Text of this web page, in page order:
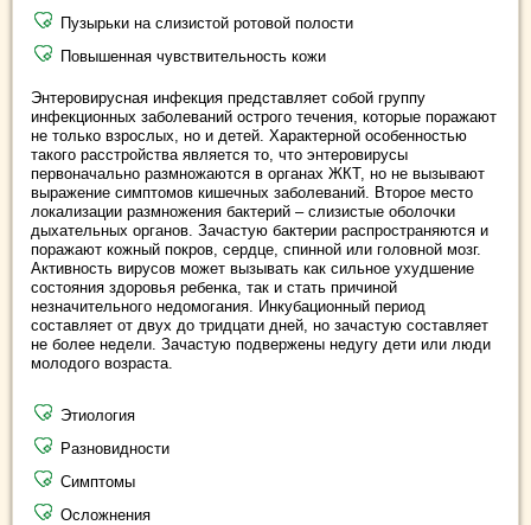
Пузырьки на слизистой ротовой полости
Повышенная чувствительность кожи
Энтеровирусная инфекция представляет собой группу
инфекционных заболеваний острого течения, которые поражают
не только взрослых, но и детей. Характерной особенностью
такого расстройства является то, что энтеровирусы
первоначально размножаются в органах ЖКТ, но не вызывают
выражение симптомов кишечных заболеваний. Второе место
локализации размножения бактерий – слизистые оболочки
дыхательных органов. Зачастую бактерии распространяются и
поражают кожный покров, сердце, спинной или головной мозг.
Активность вирусов может вызывать как сильное ухудшение
состояния здоровья ребенка, так и стать причиной
незначительного недомогания. Инкубационный период
составляет от двух до тридцати дней, но зачастую составляет
не более недели. Зачастую подвержены недугу дети или люди
молодого возраста.
Этиология
Разновидности
Симптомы
Осложнения